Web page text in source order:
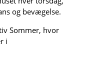
og bevægelse.
Sommer, hvor
i